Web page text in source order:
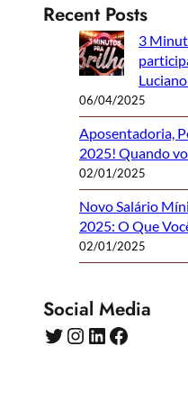
Recent Posts
3
06/04/2025
Aposentadoria,
2025! Quando
02/01/2025
Novo Salário
2025: O Que
02/01/2025
Social Media
Twitter Instagram LinkedIn Facebook